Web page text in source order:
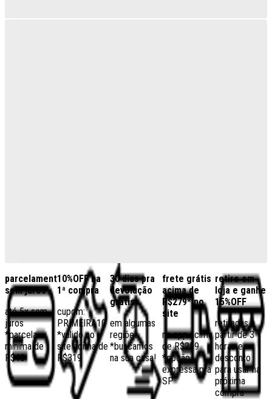
parcelamento
sem juros
até 5x sem
juros
*parcela
mínima de
R$40
10%OFF na
1ª compra
cupom:
PRIMEIRA10
*válido no
site acima de
R$319
30 dias pra
devolução
grátis
em algumas
regiões,
*buscamos
na sua casa!
frete grátis
acima de
R$279* no
site
no app acima
de R$259
*opção
expressa pra
SP
retire em
loja e ganhe
15%OFF
retiradas a
partir de 3
horas e
desconto
para usar na
próxima
compra